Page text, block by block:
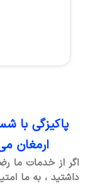
پاکیزگی با
ارمغان
اگر از خدمات ما
داشتید ، به ما